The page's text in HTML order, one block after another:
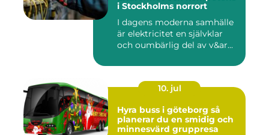
i Stockholms norrort
I dagens moderna samhälle
är elektricitet en självklar
och oumbärlig del av v&ar...
10. jul
Hyra buss i göteborg så
planerar du en smidig och
minnesvärd gruppresa